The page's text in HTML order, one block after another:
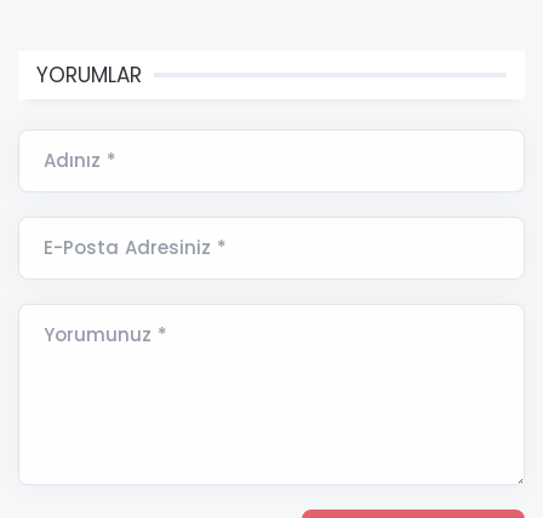
YORUMLAR
Adınız *
E-Posta Adresiniz *
Yorumunuz *